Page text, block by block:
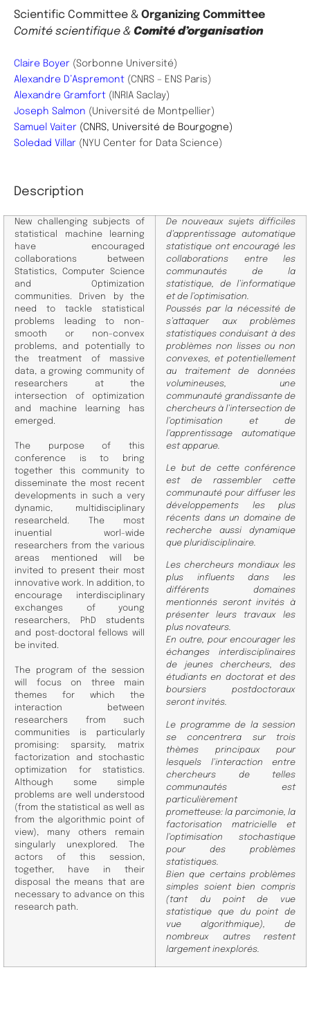
Scientific Committee & Organizing Committee
Comité scientifique & Comité d’organisation
Claire Boyer (Sorbonne Université)
Alexandre D’Aspremont (CNRS – ENS Paris)
Alexandre Gramfort (INRIA Saclay)
Joseph Salmon (Université de Montpellier)
Samuel Vaiter (CNRS, Université de Bourgogne)
Soledad Villar (NYU Center for Data Science)
Description
New challenging subjects of
statistical machine learning
have encouraged
collaborations between
Statistics, Computer Science
and Optimization
communities. Driven by the
need to tackle statistical
problems leading to non-
smooth or non-convex
problems, and potentially to
the treatment of massive
data, a growing community of
researchers at the
intersection of optimization
and machine learning has
emerged.
The purpose of this
conference is to bring
together this community to
disseminate the most recent
developments in such a very
dynamic, multidisciplinary
researcheld. The most
inuential worl-wide
researchers from the various
areas mentioned will be
invited to present their most
innovative work. In addition, to
encourage interdisciplinary
exchanges of young
researchers, PhD students
and post-doctoral fellows will
be invited.
The program of the session
will focus on three main
themes for which the
interaction between
researchers from such
communities is particularly
promising: sparsity, matrix
factorization and stochastic
optimization for statistics.
Although some simple
problems are well understood
(from the statistical as well as
from the algorithmic point of
view), many others remain
singularly unexplored. The
actors of this session,
together, have in their
disposal the means that are
necessary to advance on this
research path.
De nouveaux sujets difficiles
d’apprentissage automatique
statistique ont encouragé les
collaborations entre les
communautés de la
statistique, de l’informatique
et de l’optimisation.
Poussés par la nécessité de
s’attaquer aux problèmes
statistiques conduisant à des
problèmes non lisses ou non
convexes, et potentiellement
au traitement de données
volumineuses, une
communauté grandissante de
chercheurs à l’intersection de
l’optimisation et de
l’apprentissage automatique
est apparue.
Le but de cette conférence
est de rassembler cette
communauté pour diffuser les
développements les plus
récents dans un domaine de
recherche aussi dynamique
que pluridisciplinaire.
Les chercheurs mondiaux les
plus influents dans les
différents domaines
mentionnés seront invités à
présenter leurs travaux les
plus novateurs.
En outre, pour encourager les
échanges interdisciplinaires
de jeunes chercheurs, des
étudiants en doctorat et des
boursiers postdoctoraux
seront invités.
Le programme de la session
se concentrera sur trois
thèmes principaux pour
lesquels l’interaction entre
chercheurs de telles
communautés est
particulièrement
prometteuse: la parcimonie, la
factorisation matricielle et
l’optimisation stochastique
pour des problèmes
statistiques.
Bien que certains problèmes
simples soient bien compris
(tant du point de vue
statistique que du point de
vue algorithmique), de
nombreux autres restent
largement inexplorés.